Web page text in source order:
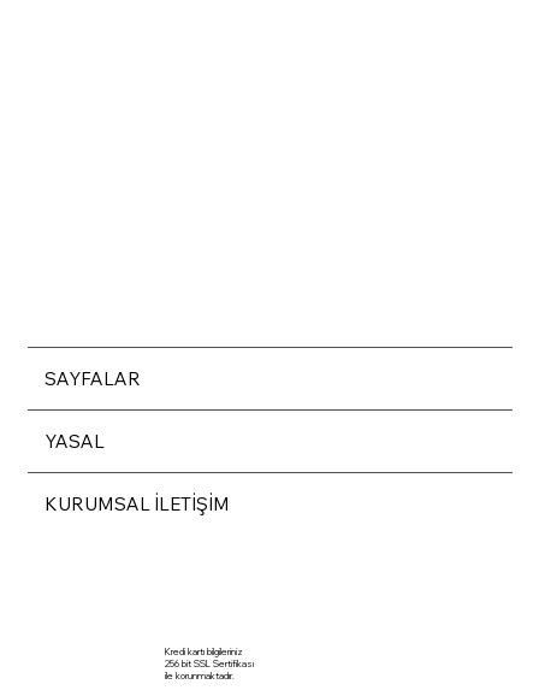
SAYFALAR
YASAL
KURUMSAL İLETİŞİM
Kredi kartı bilgileriniz
256 bit SSL Sertifikası
ile korunmaktadır.